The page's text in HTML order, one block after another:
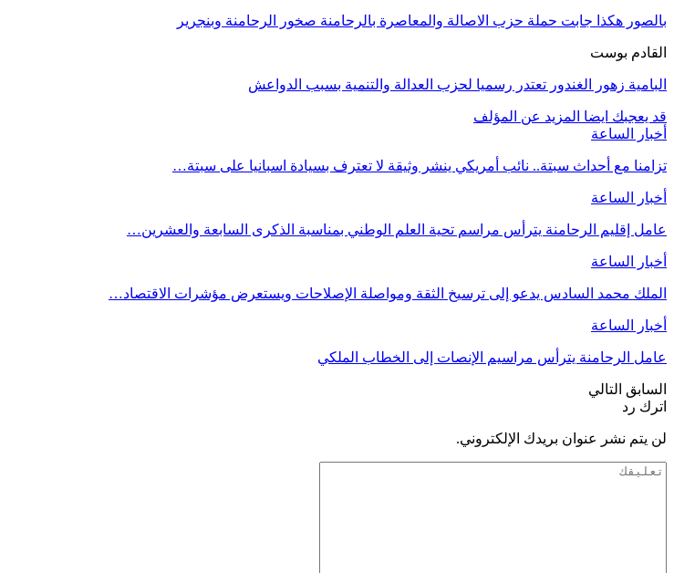
بالصور هكذا جابت حملة حزب الاصالة والمعاصرة بالرحامنة صخور الرحامنة وبنجرير
القادم بوست
البامية زهور الغندور تعتدر رسميا لحزب العدالة والتنمية بسبب الدواعش
قد يعجبك ايضا المزيد عن المؤلف
أخبار الساعة
تزامنا مع أحداث سبتة.. نائب أمريكي ينشر وثيقة لا تعترف بسيادة اسبانيا على سبتة…
أخبار الساعة
عامل إقليم الرحامنة يترأس مراسم تحية العلم الوطني بمناسبة الذكرى السابعة والعشرين…
أخبار الساعة
الملك محمد السادس يدعو إلى ترسيخ الثقة ومواصلة الإصلاحات ويستعرض مؤشرات الاقتصاد…
أخبار الساعة
عامل الرحامنة يترأس مراسيم الإنصات إلى الخطاب الملكي
السابق التالي
اترك رد
لن يتم نشر عنوان بريدك الإلكتروني.